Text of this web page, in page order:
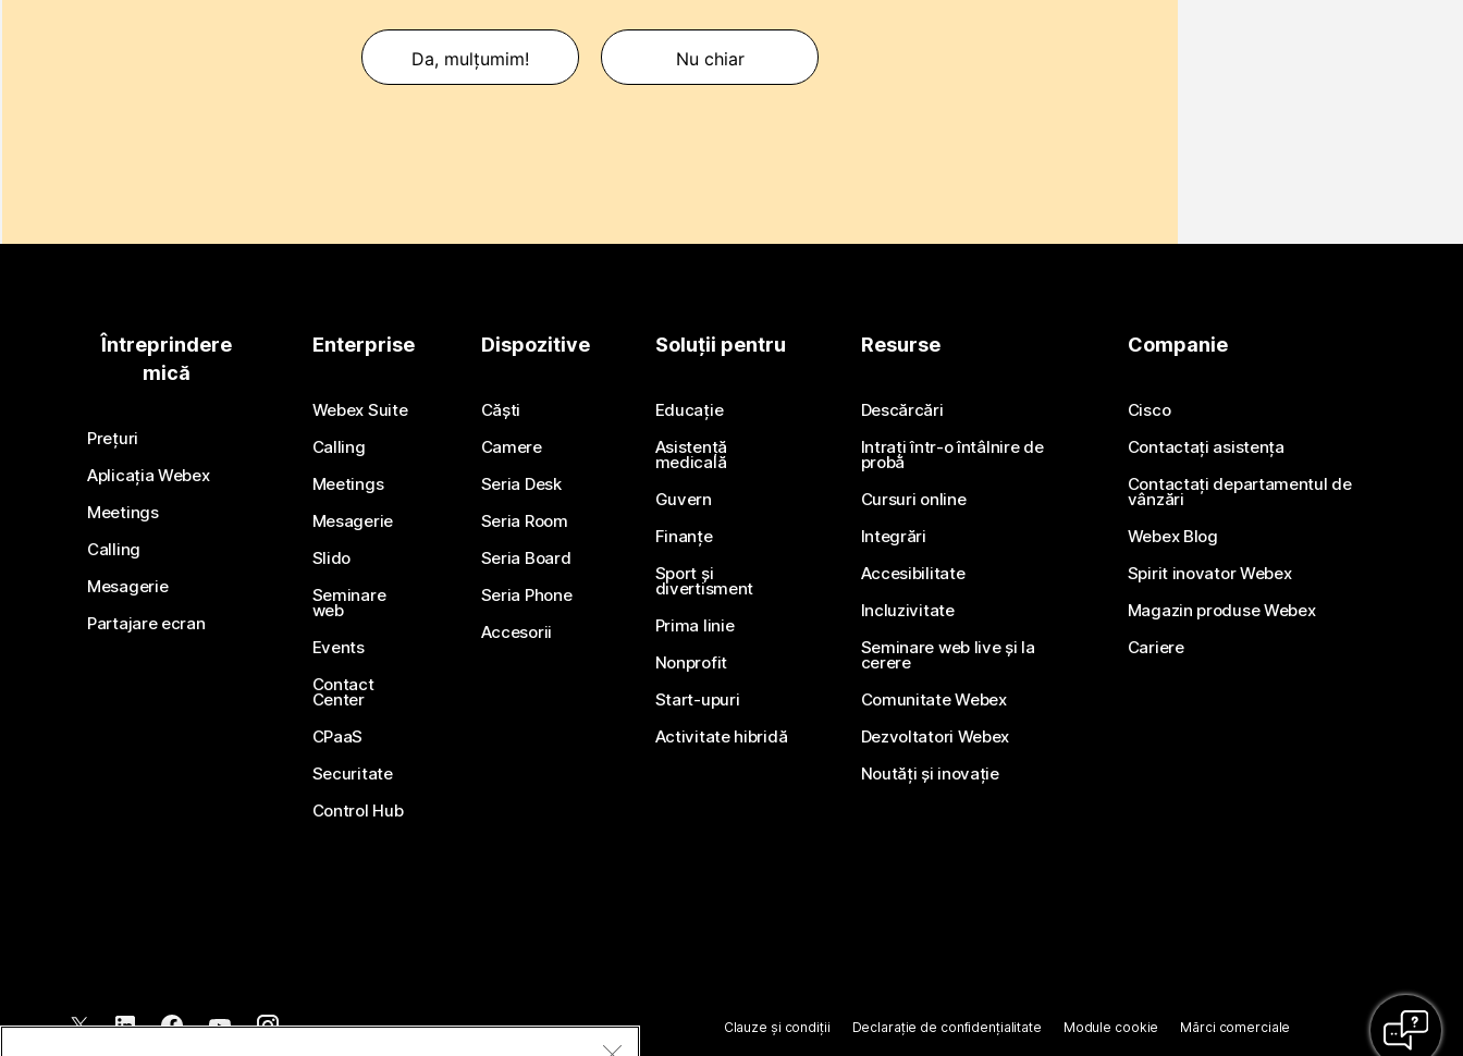
Da, mulțumim! Nu chiar
Întreprindere
mică
Prețuri
Aplicația Webex
Meetings
Calling
Mesagerie
Partajare ecran
Enterprise
Webex Suite
Calling
Meetings
Mesagerie
Slido
Seminare
web
Events
Contact
Center
CPaaS
Securitate
Control Hub
Dispozitive
Căști
Camere
Seria Desk
Seria Room
Seria Board
Seria Phone
Accesorii
Soluții pentru
Educație
Asistență
medicală
Guvern
Finanțe
Sport și
divertisment
Prima linie
Nonprofit
Start-upuri
Activitate hibridă
Resurse
Descărcări
Intrați într-o întâlnire de
probă
Cursuri online
Integrări
Accesibilitate
Incluzivitate
Seminare web live și la
cerere
Comunitate Webex
Dezvoltatori Webex
Noutăți și inovație
Companie
Cisco
Contactați asistența
Contactați departamentul de
vânzări
Webex Blog
Spirit inovator Webex
Magazin produse Webex
Cariere
Clauze și condiții Declarație de confidențialitate Module cookie Mărci comerciale